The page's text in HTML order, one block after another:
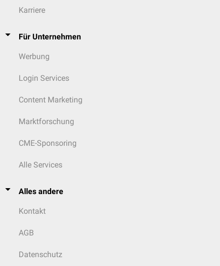
Karriere
Für Unternehmen
Werbung
Login Services
Content Marketing
Marktforschung
CME-Sponsoring
Alle Services
Alles andere
Kontakt
AGB
Datenschutz